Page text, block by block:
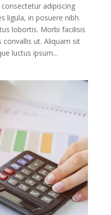
adipiscing
ligula, in posuere nibh.
lobortis. Morbi facilisis
ut. Aliquam sit
luctus ipsum...